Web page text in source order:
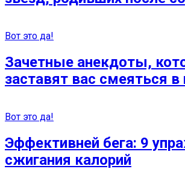
Вот это да!
Зачетные анекдоты,
заставят вас смеяться в
Вот это да!
Эффективней бега: 9
сжигания калорий